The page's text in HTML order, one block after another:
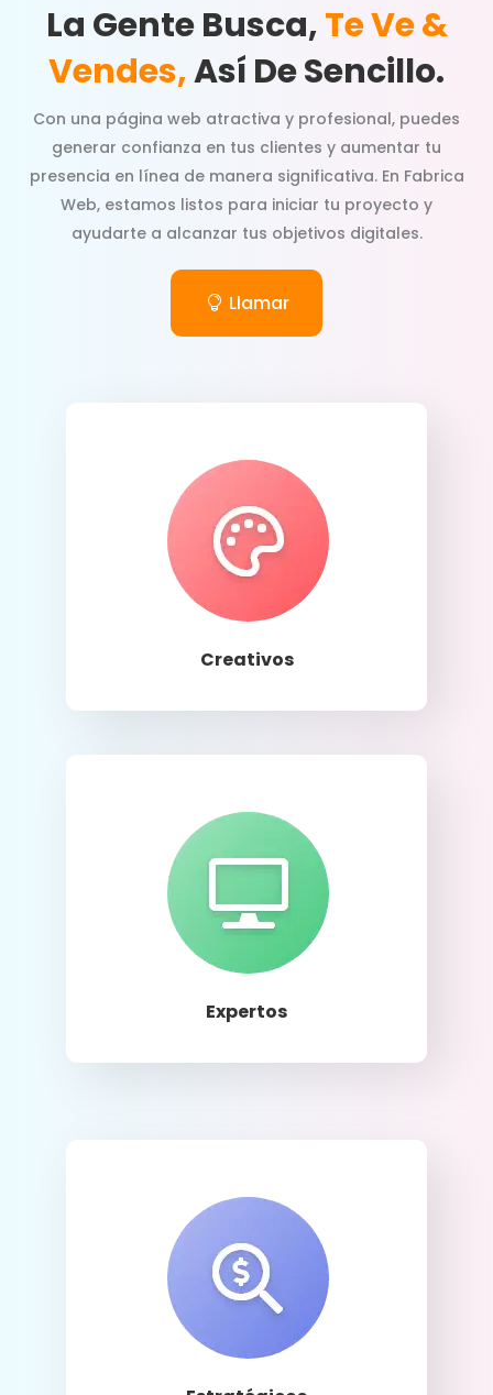
La Gente Busca,Te Ve &
Vendes,Así De Sencillo.
Con una página web atractiva y profesional, puedes
generar confianza en tus clientes y aumentar tu
presencia en línea de manera significativa. En Fabrica
Web, estamos listos para iniciar tu proyecto y
ayudarte a alcanzar tus objetivos digitales.
Llamar
Creativos
Expertos